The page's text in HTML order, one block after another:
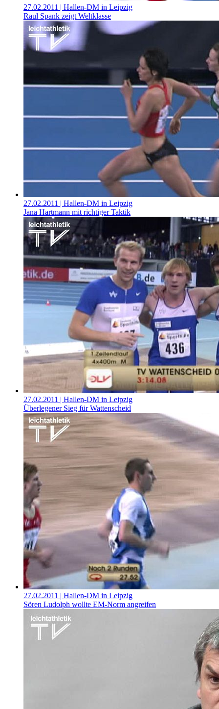
27.02.2011 | Hallen-DM in Leipzig
Raul Spank zeigt Weltklasse
27.02.2011 | Hallen-DM in Leipzig
Jana Hartmann mit richtiger Taktik
27.02.2011 | Hallen-DM in Leipzig
Überlegener Sieg für Wattenscheid
27.02.2011 | Hallen-DM in Leipzig
Sören Ludolph wollte EM-Norm angreifen